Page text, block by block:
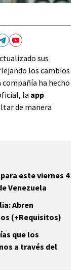
sus
los cambios
ha hecho
la app
de manera
este viernes 4
Venezuela
Abren
(+Requisitos)
que los
a través del